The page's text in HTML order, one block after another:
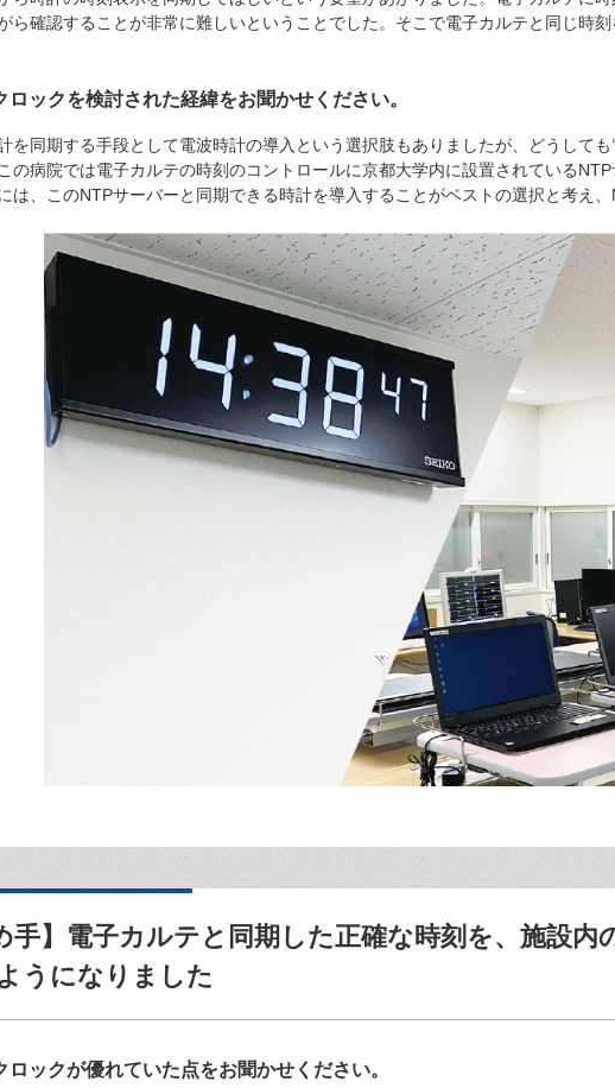
ら確認することが非常に難しいということでした。そこで電子カルテと同じ時
ックを検討された経緯をお聞かせください。
を同期する手段として電波時計の導入という選択肢もありましたが、どうして
の病院では電子カルテの時刻のコントロールに京都大学内に設置されている
は、このNTPサーバーと同期できる時計を導入することがベストの選択と考え
手】電子カルテと同期した正確な時刻を、施設内
うになりました
ックが優れていた点をお聞かせください。